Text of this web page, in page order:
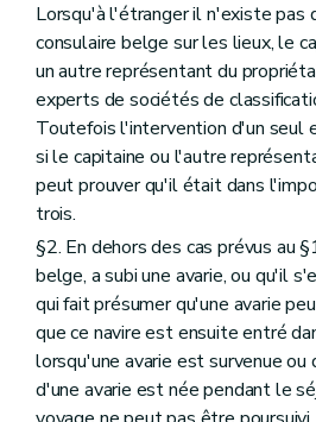
Lorsqu'à l'étranger il n'existe pas
consulaire belge sur les lieux, le
un autre représentant du
experts de sociétés de
Toutefois l'intervention d'un seul
si le capitaine ou l'autre
peut prouver qu'il était dans
trois.
§2. En dehors des cas prévus au
belge, a subi une avarie, ou qu'il
qui fait présumer qu'une avarie
que ce navire est ensuite entré
lorsqu'une avarie est survenue
d'une avarie est née pendant le